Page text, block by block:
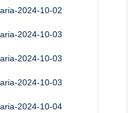
2024-10-02
2024-10-03
2024-10-03
2024-10-03
2024-10-04